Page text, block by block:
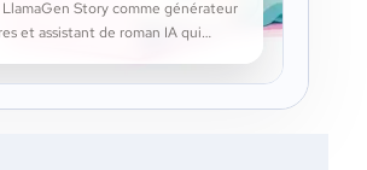
Story comme générateur
et assistant de roman IA qui
poursuit vos brouillons et
longue organisée.